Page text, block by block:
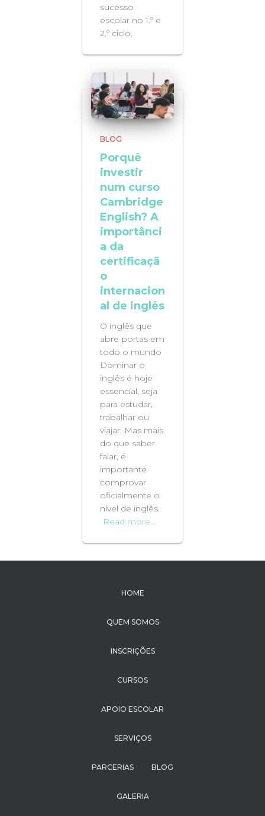
sucesso
escolar no 1.º e
2.º ciclo.
BLOG
Porquê
investir
num curso
Cambridge
English? A
importânci
a da
certificaçã
o
internacion
al de inglês
O inglês que
abre portas em
todo o mundo
Dominar o
inglês é hoje
essencial, seja
para estudar,
trabalhar ou
viajar. Mas mais
do que saber
falar, é
importante
comprovar
oficialmente o
nível de inglês.
Read more…
HOME
QUEM SOMOS
INSCRIÇÕES
CURSOS
APOIO ESCOLAR
SERVIÇOS
PARCERIAS BLOG
GALERIA